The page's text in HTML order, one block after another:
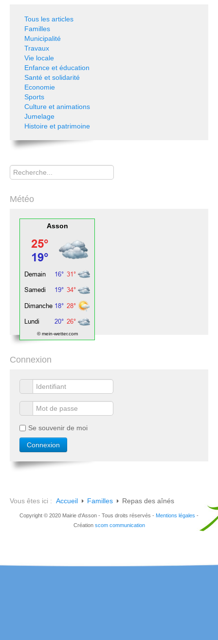
Tous les articles
Familles
Municipalité
Travaux
Vie locale
Enfance et éducation
Santé et solidarité
Economie
Sports
Culture et animations
Jumelage
Histoire et patrimoine
Rechercher
Météo
Asson
© mein-wetter.com
Connexion
Se souvenir de moi
Vous êtes ici : Accueil Familles Repas des aînés
Copyright © 2020 Mairie d'Asson - Tous droits réservés - Mentions légales -
Création scom communication